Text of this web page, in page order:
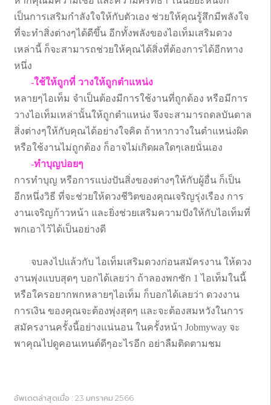
เป็นการเสริมกำลังใจให้กับตัวเอง ช่วยให้คุณรู้สึกมีพลังใจ
ที่จะทำสิ่งต่างๆได้ดีขึ้น อีกทั้งพลังของไอเท็มเสริมดวง
เหล่านี้ ก็จะสามารถช่วยให้คุณได้สิ่งที่ต้องการได้อีกทาง
หนึ่ง
-ใช้ให้ถูกที่ วางให้ถูกตำแหน่ง
หลายๆไอเท็ม จำเป็นต้องมีการใช้งานที่ถูกต้อง หรือมีการ
วางไอเท็มเหล่านั้นให้ถูกตำแหน่ง จึงจะสามารถดลบันดาล
สิ่งต่างๆให้กับคุณได้อย่างใจคิด ถ้าหากวางในตำแหน่งผิด
หรือใช้งานไม่ถูกต้อง ก็อาจไม่เกิดผลใดๆเลยนั่นเอง
-ทำบุญบ่อยๆ
การทำบุญ หรือการแบ่งปันสิ่งของต่างๆให้กับผู้อื่น ก็เป็น
อีกหนึ่งวิธี ที่จะช่วยให้ดวงชีวิตของคุณเจริญรุ่งเรือง การ
งานเจริญก้าวหน้า และยิ่งช่วยเสริมความปังให้กับไอเท็มที่
พกเอาไว้ได้เป็นอย่างดี
จบลงไปแล้วกับ ไอเท็มเสริมดวงก่อนสมัครงาน ให้ดวง
งานพุ่งแบบสุดๆ บอกได้เลยว่า ถ้าลองพกซัก 1 ไอเท็มในนี้
หรือใครอยากพกหลายๆไอเท็ม ก็บอกได้เลยว่า ดวงงาน
การเงิน ของคุณจะต้องพุ่งสุดๆ และจะต้องสมหวังในการ
สมัครงานครั้งนี้อย่างแน่นอน ในครั้งหน้า Jobmyway จะ
พาคุณไปดูคอนเทนต์ดีๆอะไรอีก อย่าลืมติดตามชม
อัพเดตล่าสุดเมื่อ : 23 มกราคม 2566